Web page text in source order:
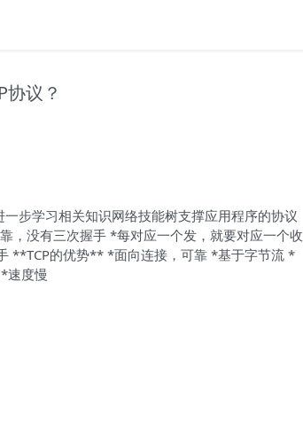
议？
步学习相关知识网络技能树支撑应用程序的协议
没有三次握手 *每对应一个发，就要对应一个收
**TCP的优势** *面向连接，可靠 *基于字节流 *
速度慢